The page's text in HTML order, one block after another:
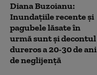
Diana Buzoianu:
Inundaţiile recente şi
pagubele lăsate în
urmă sunt și decontul
dureros a 20-30 de ani
de neglijenţă